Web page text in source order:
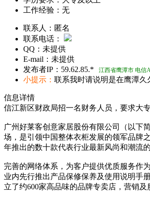
工作经验： 无
联系人： 匿名
联系电话：
QQ： 未提供
E-mail： 未提供
发布者IP： 59.62.85.* 江西省鹰潭市 电信
小提示： 联系我时请说明是在鹰潭久
信息详情
信江新区财政局招一名财务人员，要求大
广州好莱客创意家居股份有限公司（以下
场，是引领中国整体衣柜发展的领军品牌
年推出的数十款代表行业最新风尚和潮流
完善的网络体系，为客户提供优质服务作
业内先行推出产品保修保养及使用说明手
立了约600家高品味的品牌专卖店，营销